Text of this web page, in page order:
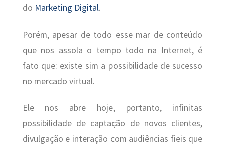
do Marketing Digital.
Porém, apesar de todo esse mar de conteúdo
que nos assola o tempo todo na Internet, é
fato que: existe sim a possibilidade de sucesso
no mercado virtual.
Ele nos abre hoje, portanto, infinitas
possibilidade de captação de novos clientes,
divulgação e interação com audiências fieis que